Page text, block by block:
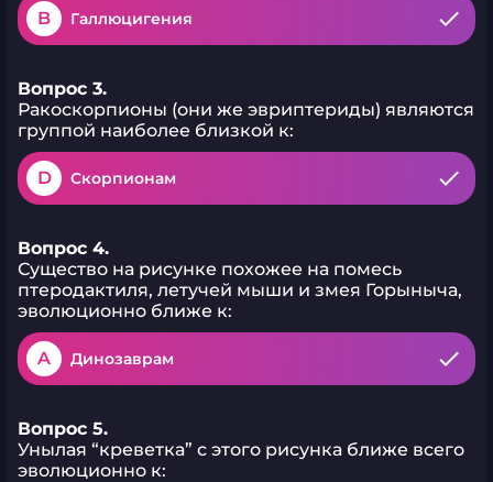
B Галлюцигения
Вопрос 3.
Ракоскорпионы (они же эвриптериды) являются
группой наиболее близкой к:
D Скорпионам
Вопрос 4.
Существо на рисунке похожее на помесь
птеродактиля, летучей мыши и змея Горыныча,
эволюционно ближе к:
A Динозаврам
Вопрос 5.
Унылая “креветка” с этого рисунка ближе всего
эволюционно к: